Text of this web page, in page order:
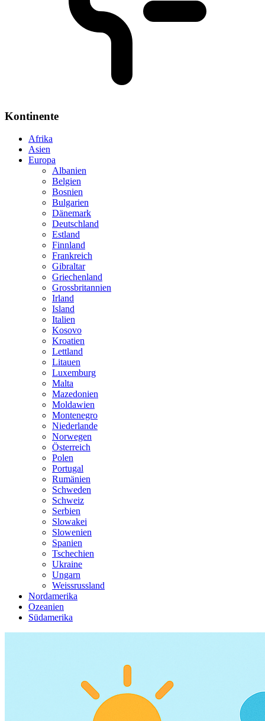
Kontinente
Afrika
Asien
Europa
Albanien
Belgien
Bosnien
Bulgarien
Dänemark
Deutschland
Estland
Finnland
Frankreich
Gibraltar
Griechenland
Grossbritannien
Irland
Island
Italien
Kosovo
Kroatien
Lettland
Litauen
Luxemburg
Malta
Mazedonien
Moldawien
Montenegro
Niederlande
Norwegen
Österreich
Polen
Portugal
Rumänien
Schweden
Schweiz
Serbien
Slowakei
Slowenien
Spanien
Tschechien
Ukraine
Ungarn
Weissrussland
Nordamerika
Ozeanien
Südamerika